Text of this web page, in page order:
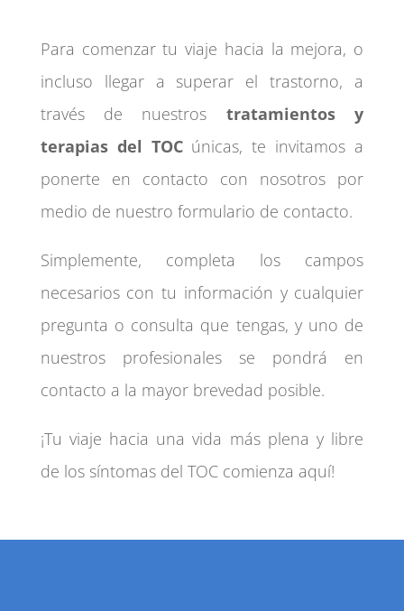
Para comenzar tu viaje hacia la mejora, o
incluso llegar a superar el trastorno, a
través de nuestros tratamientos y
terapias del TOCúnicas, te invitamos a
ponerte en contacto con nosotros por
medio de nuestro formulario de contacto.
Simplemente, completa los campos
necesarios con tu información y cualquier
pregunta o consulta que tengas, y uno de
nuestros profesionales se pondrá en
contacto a la mayor brevedad posible.
¡Tu viaje hacia una vida más plena y libre
de los síntomas del TOC comienza aquí!